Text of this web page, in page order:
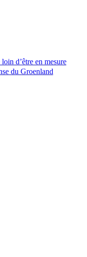
d’être en mesure
du Groenland